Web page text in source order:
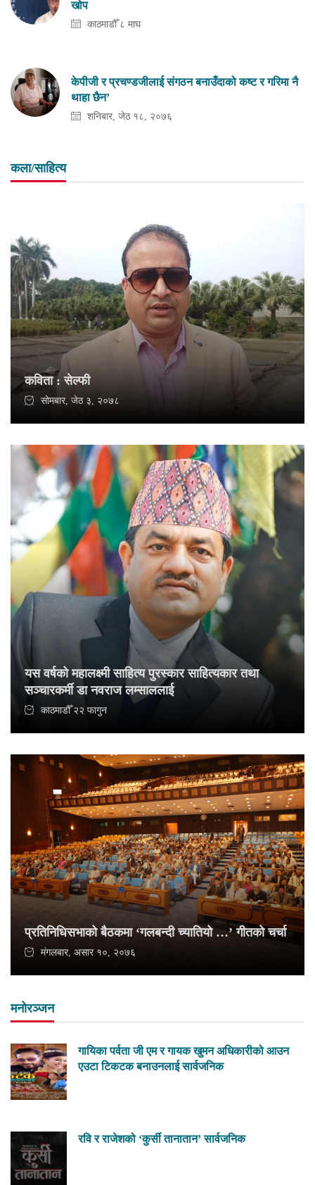
खोप
काठमाडौँ ८ माघ
केपीजी र प्रचण्डजीलाई संगठन बनाउँदाको कष्ट र गरिमा नै
थाहा छैन’
शनिबार, जेठ १८, २०७६
कला/साहित्य
कविता : सेल्फी
सोमबार, जेठ ३, २०७८
यस वर्षको महालक्ष्मी साहित्य पुरस्कार साहित्यकार तथा
सञ्चारकर्मी डा नवराज लम्साललाई
काठमाडौँ २२ फागुन
प्रतिनिधिसभाको बैठकमा ‘गलबन्दी च्यातियो …’ गीतको चर्चा
मंगलबार, असार १०, २०७६
मनोरञ्जन
गायिका पर्वता जी एम र गायक खुमन अधिकारीको आउन
एउटा टिकटक बनाउनलाई सार्वजनिक
रवि र राजेशको ‘कुर्सी तानातान’ सार्वजनिक